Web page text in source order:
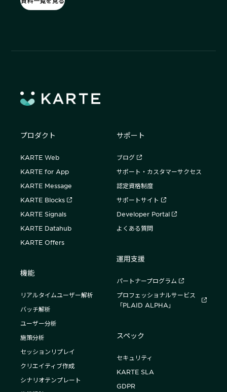
プロダクト
KARTE Web
KARTE for App
KARTE Message
KARTE Blocks
KARTE Signals
KARTE Datahub
KARTE Offers
機能
リアルタイムユーザー解析
バッチ解析
ユーザー分析
施策分析
セッションリプレイ
クリエイティブ作成
シナリオテンプレート
サポート
ブログ
サポート・カスタマーサクセス
認定資格制度
サポートサイト
Developer Portal
よくある質問
運用支援
パートナープログラム
プロフェッショナルサービス
「PLAID ALPHA」
スペック
セキュリティ
KARTE SLA
GDPR